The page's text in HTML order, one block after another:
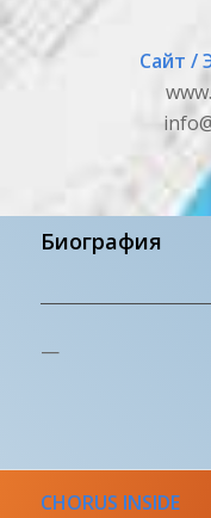
Сайт /
Биография
—
CHORUS INSIDE